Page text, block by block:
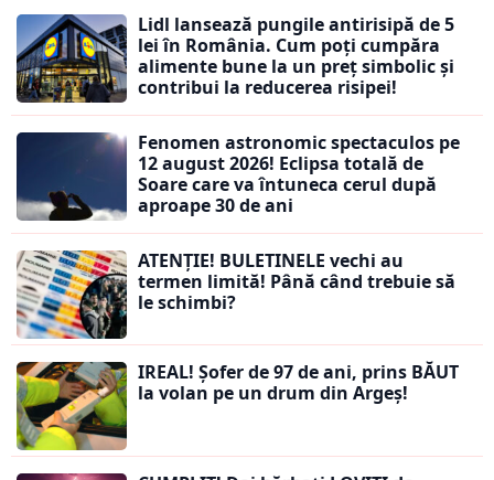
Lidl lansează pungile antirisipă de 5
lei în România. Cum poți cumpăra
alimente bune la un preț simbolic și
contribui la reducerea risipei!
Fenomen astronomic spectaculos pe
12 august 2026! Eclipsa totală de
Soare care va întuneca cerul după
aproape 30 de ani
ATENȚIE! BULETINELE vechi au
termen limită! Până când trebuie să
le schimbi?
IREAL! Șofer de 97 de ani, prins BĂUT
la volan pe un drum din Argeș!